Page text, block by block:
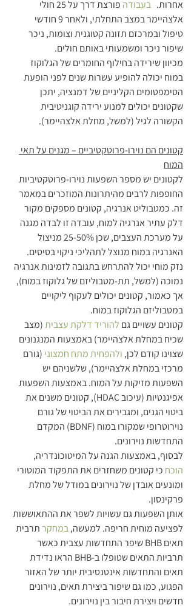
אחרות. בעבודה
פורצת דרך על 25 חולי
אלצהיימר במצב התחלתי, ולאחר 9 חודשי
טיפול ובמרכזם תזונה קטוגנית וצומות, ניכר
שיפור ניכר ומשמעותי באותם חולים.
מכיוון שירידה בחילוף החומרים של הגלוקוז
במוח יכולה להופיע עשרות שנים לפני הופעת
הסימפטומים הקליניים של דמנציה, יתכן
שקטונים יכולים למנוע ירידה קוגניטיבית
הקשורה לגיל (למשל, מחלת אלצהיימר).
קטונים הם נוירו-פרוטקטיביים – מגנים על תאי
המוח
לקטונים יש מספר השפעות נוירו-פרוטקטיביות
החופפות לרבים מהיתרונות המוזכרים במאמר
זה. כמטבוליט אנרגיה, קטונים מספקים מקור
דלק עתיר אנרגיה למוח, עובדה זו לבדה מגנה
על מערכת העצבים, שכן 25-50% מניצול
האנרגיה במוח מנוצל לתהליכי ניקוי בסיסים.
נזק מוחי יכול להתרחש בתגובה לזמינות אנרגיה
נמוכה (למשל, תת-מטבוליזם של גלוקוז במוח),
אך כאמור, קטונים יכולים לעקוף ליקויים
במטבוליזם הגלוקוז במוח.
קטונים עשויים גם להוריד דלקת עצבית (מצב
שכיח במחלת אלצהיימר) באמצעות המנגנונים
שצוינו קודם לכן, ולהפחית מתח חמצוני (גורם
מרכזי במחלת אלצהיימר), שלשניהם יש
השפעות מזיקות על המוח. באמצעות השפעות
אפיגנטיות (עיכוב HDAC), קטונים משנים את
ביטוי הגנים, ומגבירים את הביטוי של גורם
נוירוטרופי שמקורו במוח (BDNF) המקדם
התחדשות נוירונים.
לבסוף, באמצעות הגנה על המיטוכונדריה,
הוכח כי קטונים משחזרים את התפקוד המוטורי
ומונעים אובדן של נוירונים במודל של מחלת
פרקינסון.
אותן השפעות גם עשויות לשפר את ההתאוששות
לפציעה מוחית חריפה. למעשה, במחקר תרבית
תאים BHB שיפר התחדשות עצבית כאשר
תרביות התאים שטופלו ב-BHB הראו נדידת
תאים והתחדשות אינטנסיבית יותר של האזור
הפגוע, כמו גם שיפור ביצירת תאים, נוירונים
חדשים ויצירת חיבור בין נוירונים.